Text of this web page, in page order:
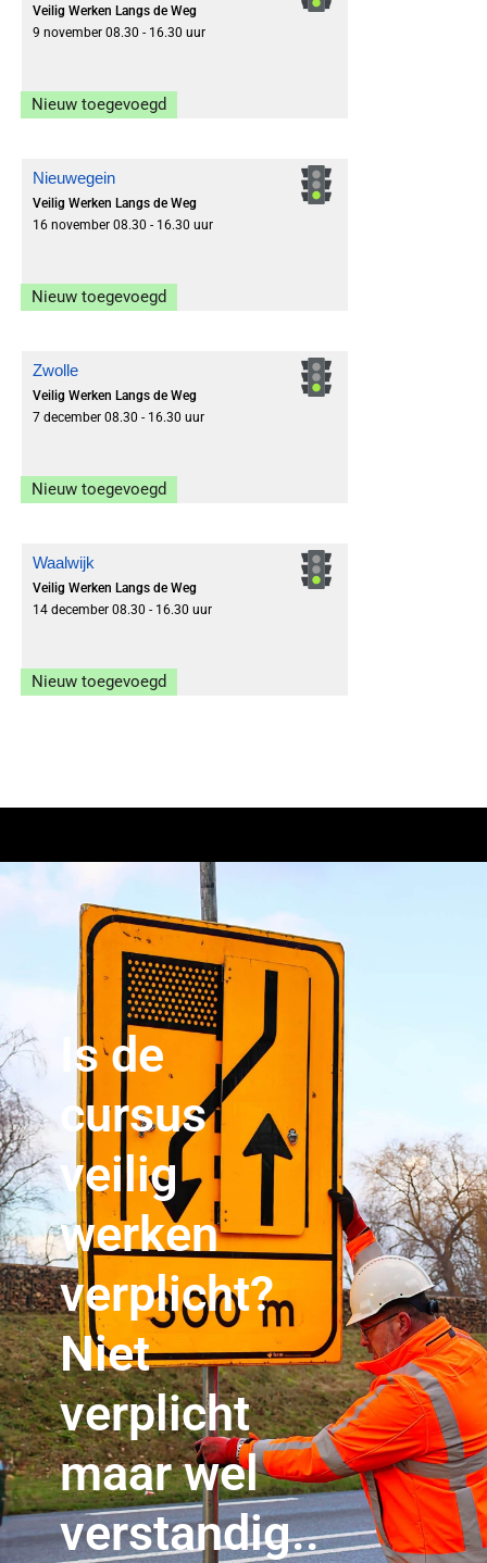
Nieuw toegevoegd
Veilig Werken Langs de Weg
9 november 08.30 - 16.30 uur
Inschrijven
Nieuw toegevoegd
Nieuwegein
Veilig Werken Langs de Weg
16 november 08.30 - 16.30 uur
Inschrijven
Nieuw toegevoegd
Zwolle
Veilig Werken Langs de Weg
7 december 08.30 - 16.30 uur
Inschrijven
Nieuw toegevoegd
Waalwijk
Veilig Werken Langs de Weg
14 december 08.30 - 16.30 uur
Inschrijven
Is de
cursus
veilig
werken
verplicht?
Niet
verplicht
maar wel
verstandig..